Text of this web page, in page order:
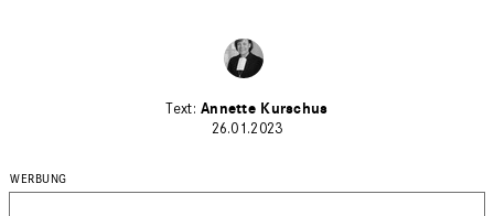
Annette Kurschus
26.01.2023